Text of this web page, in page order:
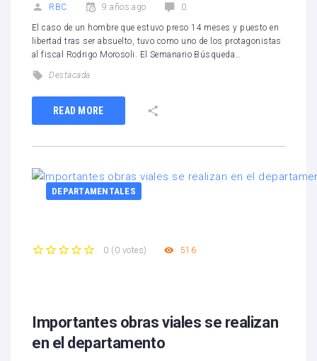
RBC 9 años ago 0
El caso de un hombre que estuvo preso 14 meses y puesto en
libertad tras ser absuelto, tuvo como uno de los protagonistas
al fiscal Rodrigo Morosoli. El Semanario Búsqueda…
Destacada
READ MORE
DEPARTAMENTALES
0 ( 0 votes) 516
Importantes obras viales se realizan
en el departamento